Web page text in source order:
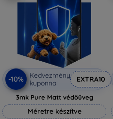
-10%
Kedvezmény
kuponnal
EXTRA10
3mk Pure Matt védőüveg
Méretre készítve